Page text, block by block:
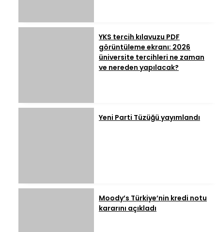
YKS tercih kılavuzu PDF
görüntüleme ekranı: 2026
üniversite tercihleri ne zaman
ve nereden yapılacak?
Yeni Parti Tüzüğü yayımlandı
Moody’s Türkiye’nin kredi notu
kararını açıkladı